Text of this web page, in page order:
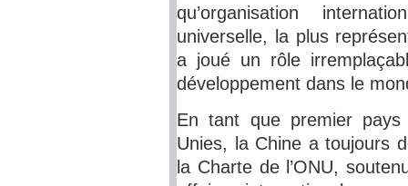
qu’organisation
universelle, la plus
a joué un rôle
développement dans le
En tant que premier
Unies, la Chine a toujours
la Charte de l’ONU,